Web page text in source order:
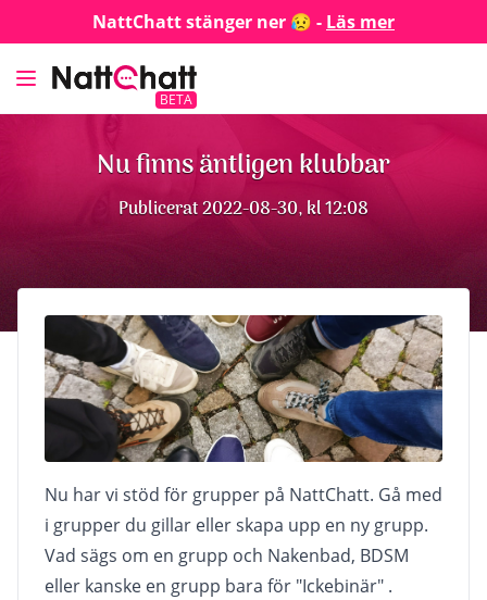
NattChatt stänger ner 😥 - Läs mer
BETA
Nu finns äntligen klubbar
Publicerat 2022-08-30, kl 12:08
Nu har vi stöd för grupper på NattChatt. Gå med
i grupper du gillar eller skapa upp en ny grupp.
Vad sägs om en grupp och Nakenbad, BDSM
eller kanske en grupp bara för "Ickebinär" .